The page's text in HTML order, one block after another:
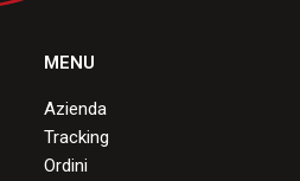
MENU
Azienda
Tracking
Ordini